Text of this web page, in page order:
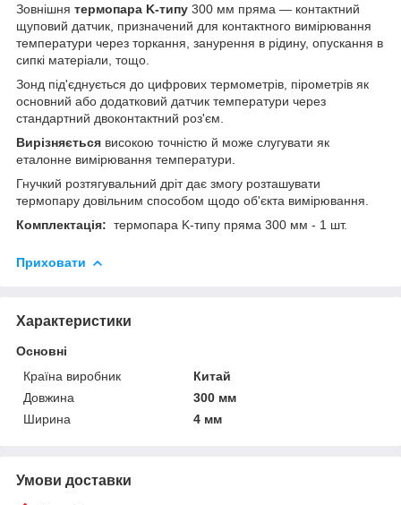
Зовнішня термопара K-типу 300 мм пряма — контактний
щуповий датчик, призначений для контактного вимірювання
температури через торкання, занурення в рідину, опускання в
сипкі матеріали, тощо.
Зонд під'єднується до цифрових термометрів, пірометрів як
основний або додатковий датчик температури через
стандартний двоконтактний роз'єм.
Вирізняється високою точністю й може слугувати як
еталонне вимірювання температури.
Гнучкий розтягувальний дріт дає змогу розташувати
термопару довільним способом щодо об'єкта вимірювання.
Комплектація: термопара K-типу пряма 300 мм - 1 шт.
Приховати
Характеристики
Основні
Країна виробник
Китай
Довжина
300 мм
Ширина
4 мм
Умови доставки